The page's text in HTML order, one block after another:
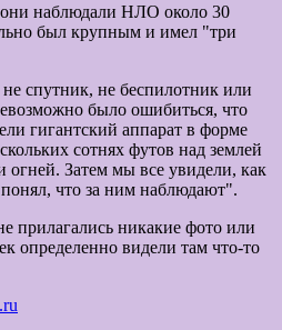
они наблюдали НЛО около 30
был крупным и имел "три
спутник, не беспилотник или
было ошибиться, что
гигантский аппарат в форме
сотнях футов над землей
огней. Затем мы все увидели, как
что за ним наблюдают".
прилагались никакие фото или
определенно видели там что-то